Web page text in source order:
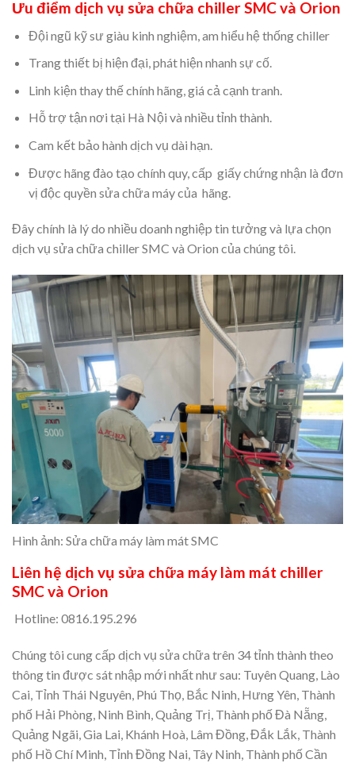
Ưu điểm dịch vụ sửa chữa chiller SMC và Orion
Đội ngũ kỹ sư giàu kinh nghiệm, am hiểu hệ thống chiller
Trang thiết bị hiện đại, phát hiện nhanh sự cố.
Linh kiện thay thế chính hãng, giá cả cạnh tranh.
Hỗ trợ tận nơi tại Hà Nội và nhiều tỉnh thành.
Cam kết bảo hành dịch vụ dài hạn.
Được hãng đào tạo chính quy, cấp giấy chứng nhận là đơn
vị độc quyền sửa chữa máy của hãng.
Đây chính là lý do nhiều doanh nghiệp tin tưởng và lựa chọn
dịch vụ sửa chữa chiller SMC và Orion của chúng tôi.
Hình ảnh: Sửa chữa máy làm mát SMC
Liên hệ dịch vụ sửa chữa máy làm mát chiller
SMC và Orion
Hotline: 0816.195.296
Chúng tôi cung cấp dịch vụ sửa chữa trên 34 tỉnh thành theo
thông tin được sát nhập mới nhất như sau: Tuyên Quang, Lào
Cai, Tỉnh Thái Nguyên, Phú Thọ, Bắc Ninh, Hưng Yên, Thành
phố Hải Phòng, Ninh Bình, Quảng Trị, Thành phố Đà Nẵng,
Quảng Ngãi, Gia Lai, Khánh Hoà, Lâm Đồng, Đắk Lắk, Thành
phố Hồ Chí Minh, Tỉnh Đồng Nai, Tây Ninh, Thành phố Cần